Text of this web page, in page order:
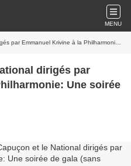
MENU
Krivine à la Philharmonie: Une soirée de gala (sans incident)
dirigés par
Une soirée